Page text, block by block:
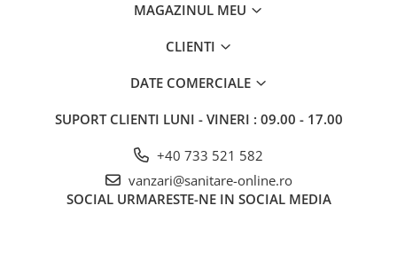
MAGAZINUL MEU
CLIENTI
DATE COMERCIALE
SUPORT CLIENTI LUNI - VINERI : 09.00 - 17.00
+40 733 521 582
vanzari@sanitare-online.ro
SOCIAL URMARESTE-NE IN SOCIAL MEDIA